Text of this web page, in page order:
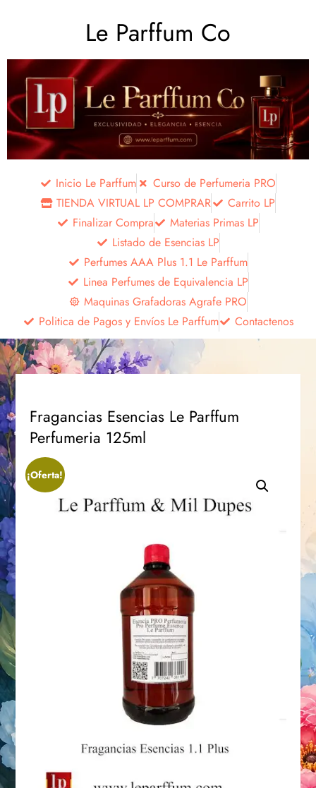
Le Parffum Co
Inicio Le Parffum
Curso de Perfumeria PRO
TIENDA VIRTUAL LP COMPRAR
Carrito LP
Finalizar Compra
Materias Primas LP
Listado de Esencias LP
Perfumes AAA Plus 1.1 Le Parffum
Linea Perfumes de Equivalencia LP
Maquinas Grafadoras Agrafe PRO
Politica de Pagos y Envíos Le Parffum
Contactenos
Fragancias Esencias Le Parffum
Perfumeria 125ml
¡Oferta!